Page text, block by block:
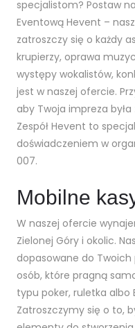
specjalistom? Postaw
Eventową Hevent –
zatroszczy się o każdy
krupierzy, oprawa
występy wokalistów,
jest w naszej ofercie.
aby Twoja impreza
Zespół Hevent to
doświadczeniem w
007.
Mobilne
W naszej ofercie
Zielonej Góry i okolic.
dopasowane do Twoich
osób, które pragną
typu poker, ruletka albo
Zatroszczymy się o to,